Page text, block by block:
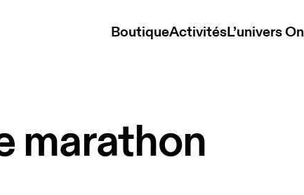
BoutiqueActivitésL’univers On
marathon